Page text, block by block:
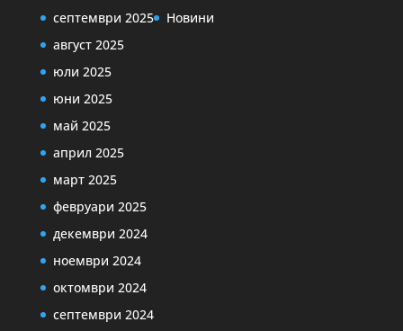
септември 2025
август 2025
юли 2025
юни 2025
май 2025
април 2025
март 2025
февруари 2025
декември 2024
ноември 2024
октомври 2024
септември 2024
Новини